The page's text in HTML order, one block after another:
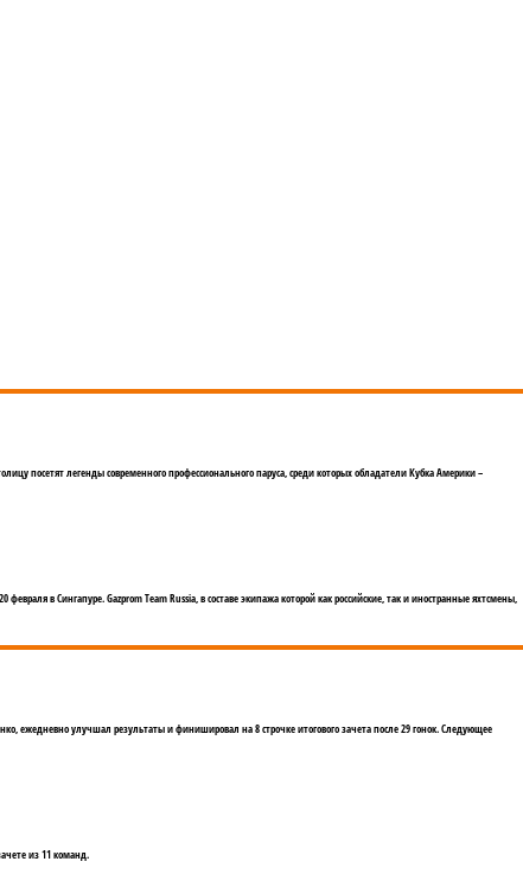
посетят легенды современного профессионального паруса, среди которых обладатели Кубка Америки –
в Сингапуре. Gazprom Team Russia, в составе экипажа которой как российские, так и иностранные яхтсмены,
ежедневно улучшал результаты и финишировал на 8 строчке итогового зачета после 29 гонок. Следующее
из 11 команд.